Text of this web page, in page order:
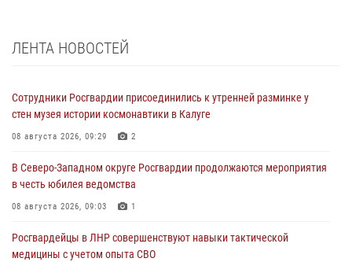
ЛЕНТА НОВОСТЕЙ
Сотрудники Росгвардии присоединились к утренней разминке у
стен музея истории космонавтики в Калуге
08 августа 2026, 09:29 2
В Северо-Западном округе Росгвардии продолжаются мероприятия
в честь юбилея ведомства
08 августа 2026, 09:03 1
Росгвардейцы в ЛНР совершенствуют навыки тактической
медицины с учетом опыта СВО